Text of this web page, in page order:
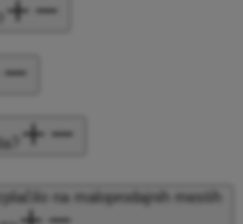
na maloprodajnih mestih